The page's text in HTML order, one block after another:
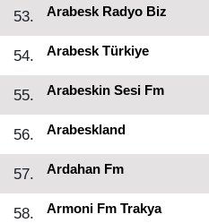
53. Arabesk Radyo Biz
54. Arabesk Türkiye
55. Arabeskin Sesi Fm
56. Arabeskland
57. Ardahan Fm
58. Armoni Fm Trakya